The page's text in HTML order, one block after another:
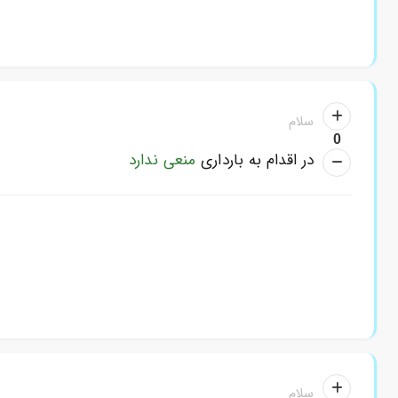
0
سلام
در اقدام به بارداری منعی ندارد
سلام